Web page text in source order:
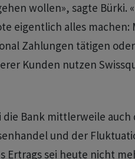
wollen», sagte Bürki.
eigentlich alles machen:
Zahlungen tätigen
Kunden nutzen
die Bank mittlerweile
und der
Ertrags sei heute nicht